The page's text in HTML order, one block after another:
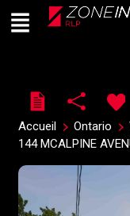
Live
En Direct
Menu
Accueil Ontario
144 MCALPINE